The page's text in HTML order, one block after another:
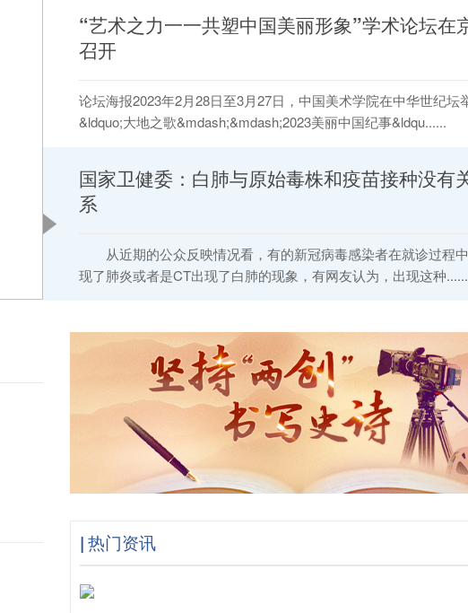
“艺术之力一一共塑中国美丽形象”学术论坛在
召开
论坛海报2023年2月28日至3月27日，中国美术学院在中华世纪坛
&ldquo;大地之歌&mdash;&mdash;2023美丽中国纪事&ldqu......
国家卫健委：白肺与原始毒株和疫苗接种没有
系
从近期的公众反映情况看，有的新冠病毒感染者在就诊过程
现了肺炎或者是CT出现了白肺的现象，有网友认为，出现这种......
热门资讯